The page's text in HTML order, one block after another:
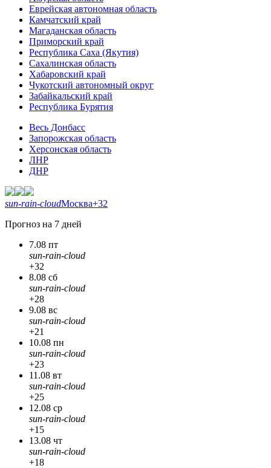
Еврейская автономная область
Камчатский край
Магаданская область
Приморский край
Республика Саха (Якутия)
Сахалинская область
Хабаровский край
Чукотский автономный округ
Забайкальский край
Республика Бурятия
Весь Донбасс
Запорожская область
Херсонская область
ЛНР
ДНР
sun-rain-cloudМосква+32
Прогноз на 7 дней
7.08 пт
sun-rain-cloud
+32
8.08 сб
sun-rain-cloud
+28
9.08 вс
sun-rain-cloud
+21
10.08 пн
sun-rain-cloud
+23
11.08 вт
sun-rain-cloud
+25
12.08 ср
sun-rain-cloud
+15
13.08 чт
sun-rain-cloud
+18